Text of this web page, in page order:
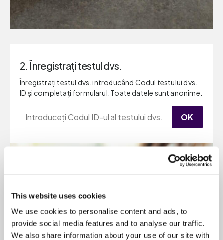
This website uses cookies
We use cookies to personalise content and ads, to
provide social media features and to analyse our traffic.
We also share information about your use of our site with
2. Înregistrați testul dvs.
Înregistrați testul dvs. introducând CoduI testului dvs.
ID și completați formularul. Toate datele sunt anonime.
OK